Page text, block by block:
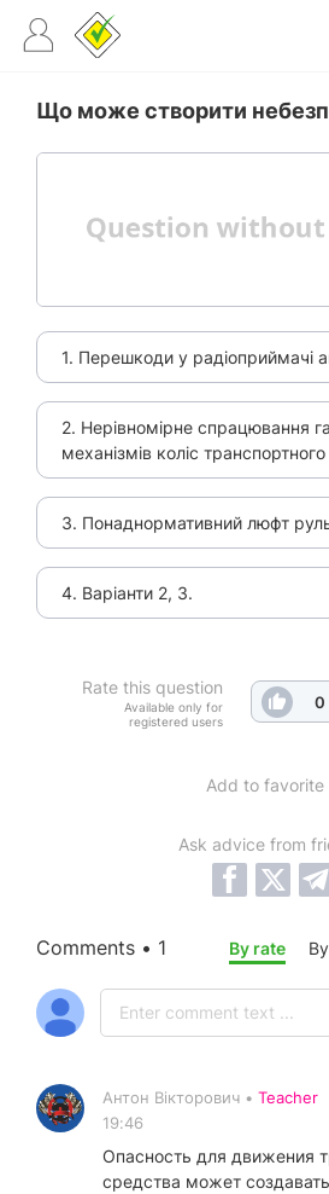
Що може створити
1. Перешкоди у радіоприймачі
2. Нерівномірне спрацювання
механізмів коліс
3. Понаднормативний люфт
4. Варіанти 2, 3.
Rate this question
Available only for
registered users
0
Add to favorite
Ask advice from
Comments • 1 By rate
Антон Вікторович • Teacher
19:46
Опасность для движения
средства может